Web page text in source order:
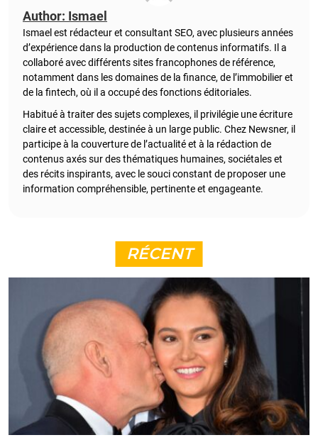
Author: Ismael
Ismael est rédacteur et consultant SEO, avec plusieurs années
d’expérience dans la production de contenus informatifs. Il a
collaboré avec différents sites francophones de référence,
notamment dans les domaines de la finance, de l’immobilier et
de la fintech, où il a occupé des fonctions éditoriales.
Habitué à traiter des sujets complexes, il privilégie une écriture
claire et accessible, destinée à un large public. Chez Newsner, il
participe à la couverture de l’actualité et à la rédaction de
contenus axés sur des thématiques humaines, sociétales et
des récits inspirants, avec le souci constant de proposer une
information compréhensible, pertinente et engageante.
RÉCENT